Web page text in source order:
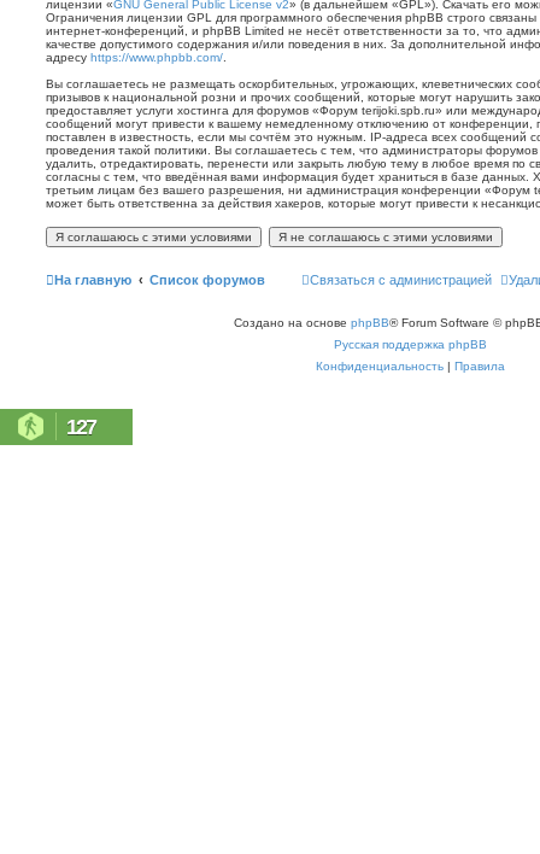
лицензии «GNU General Public License v2» (в дальнейшем «GPL»). Скачать его
Ограничения лицензии GPL для программного обеспечения phpBB строго
интернет-конференций, и phpBB Limited не несёт ответственности за то, что
качестве допустимого содержания и/или поведения в них. За дополнительной
адресу https://www.phpbb.com/
Вы соглашаетесь не размещать оскорбительных, угрожающих, клеветнических
призывов к национальной розни и прочих сообщений, которые могут нарушить
предоставляет услуги хостинга для форумов «Форум terijoki.spb.ru» или
сообщений могут привести к вашему немедленному отключению от конференции,
поставлен в известность, если мы сочтём это нужным. IP-адреса всех сообщений
проведения такой политики. Вы соглашаетесь с тем, что администраторы
удалить, отредактировать, перенести или закрыть любую тему в любое время по
согласны с тем, что введённая вами информация будет храниться в базе данных.
третьим лицам без вашего разрешения, ни администрация конференции «Форум
может быть ответственна за действия хакеров, которые могут привести к
На главную Список форумов Связаться с администрацией
Создано на основе phpBB® Forum Software ©
Русская поддержка phpBB
Конфиденциальность | Правила
127